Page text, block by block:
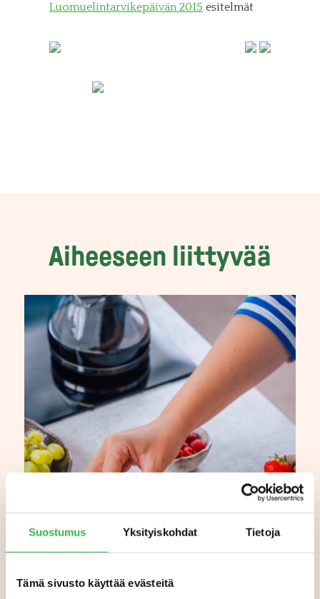
Suostumus Yksityiskohdat Tietoja
Tämä sivusto käyttää evästeitä
Luomuelintarvikepäivän 2015 esitelmät
Aiheeseen liittyvää